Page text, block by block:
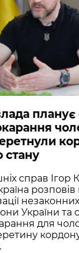
планує
стану
справ
України та
для